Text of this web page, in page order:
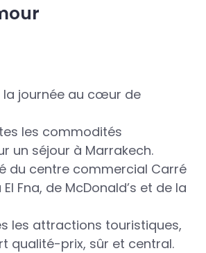
la journée au cœur de
les commodités
un séjour à Marrakech.
du centre commercial Carré
Fna, de McDonald’s et de la
les attractions touristiques,
qualité-prix, sûr et central.